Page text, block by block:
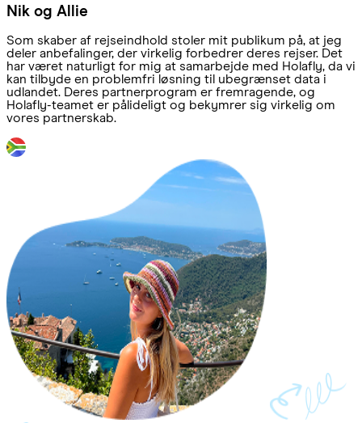
Nik og Allie
Som skaber af rejseindhold stoler mit publikum på, at jeg
deler anbefalinger, der virkelig forbedrer deres rejser. Det
har været naturligt for mig at samarbejde med Holafly, da vi
kan tilbyde en problemfri løsning til ubegrænset data i
udlandet. Deres partnerprogram er fremragende, og
Holafly-teamet er pålideligt og bekymrer sig virkelig om
vores partnerskab.